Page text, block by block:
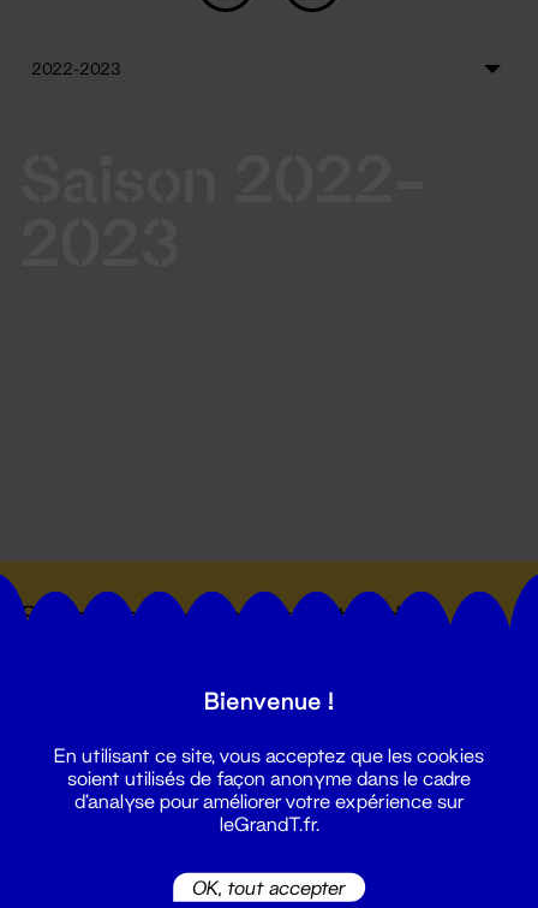
Suivez toutes les actualités du
Bienvenue !
En utilisant ce site, vous acceptez que les cookies
soient utilisés de façon anonyme dans le cadre
d'analyse pour améliorer votre expérience sur
leGrandT.fr.
OK, tout accepter